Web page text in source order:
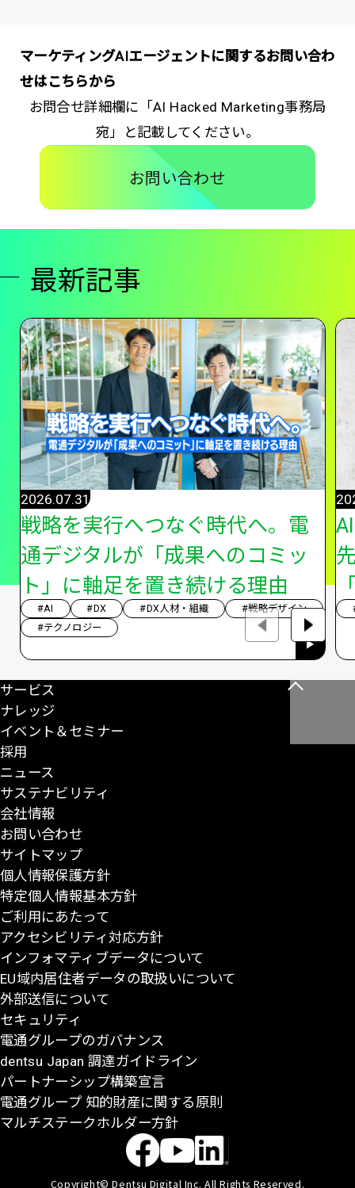
マーケティングAIエージェントに関するお問い合わ
せはこちらから
お問合せ詳細欄に「AI Hacked Marketing事務局
宛」と記載してください。
お問い合わせ
最新記事
戦略を実行へつなぐ時代へ。電
通デジタルが「成果へのコミッ
ト」に軸足を置き続ける理由
2026.07.31
#AI #DX #DX人材・組織
#戦略デザイン
#テクノロジー
こ
サービス
ナレッジ
イベント＆セミナー
採用
ニュース
サステナビリティ
会社情報
お問い合わせ
サイトマップ
個人情報保護方針
特定個人情報基本方針
ご利用にあたって
アクセシビリティ対応方針
インフォマティブデータについて
EU域内居住者データの取扱いについて
外部送信について
セキュリティ
電通グループのガバナンス
dentsu Japan 調達ガイドライン
パートナーシップ構築宣言
電通グループ 知的財産に関する原則
マルチステークホルダー方針
Copyright© Dentsu Digital Inc. All Rights Reserved.